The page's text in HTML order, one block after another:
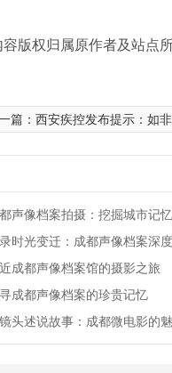
版权归属原作者及站点
篇： 西安疾控发布提示：如非
声像档案拍摄：挖掘城市记忆
时光变迁：成都声像档案深
成都声像档案馆的摄影之旅
成都声像档案的珍贵记忆
头述说故事：成都微电影的